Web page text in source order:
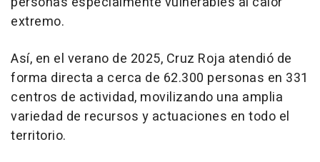
extremo.
Así, en el verano de 2025, Cruz Roja atendió de
forma directa a cerca de 62.300 personas en 331
centros de actividad, movilizando una amplia
variedad de recursos y actuaciones en todo el
territorio.